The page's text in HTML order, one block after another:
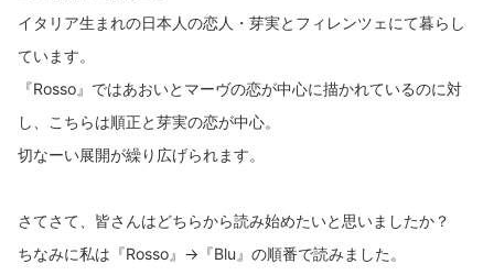
イタリア生まれの日本人の恋人・芽実とフィレンツェにて暮らし
ています。
『Rosso』ではあおいとマーヴの恋が中心に描かれているのに対
し、こちらは順正と芽実の恋が中心。
切なーい展開が繰り広げられます。
さてさて、皆さんはどちらから読み始めたいと思いましたか？
ちなみに私は『Rosso』→『Blu』の順番で読みました。